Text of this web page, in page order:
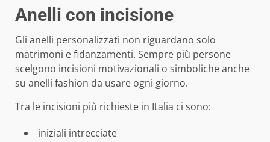
Anelli con incisione
Gli anelli personalizzati non riguardano solo
matrimoni e fidanzamenti. Sempre più persone
scelgono incisioni motivazionali o simboliche anche
su anelli fashion da usare ogni giorno.
Tra le incisioni più richieste in Italia ci sono:
iniziali intrecciate